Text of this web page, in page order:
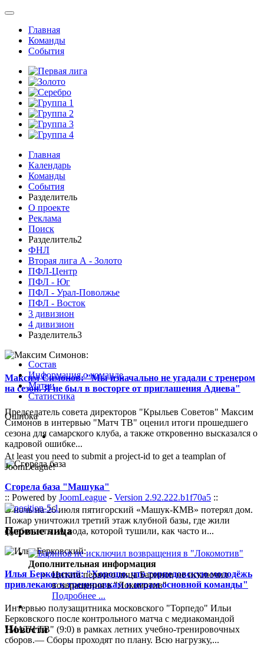
Главная
Команды
События
Главная
Календарь
Команды
События
Разделитель
О проекте
Реклама
Поиск
Разделитель2
ФНЛ
Вторая лига А - Золото
ПФЛ-Центр
ПФЛ - Юг
ПФЛ - Урал-Поволжье
ПФЛ - Восток
3 дивизион
4 дивизион
Разделитель3
Максим Симонов: "Мы изначально не угадали с тренером
на сезон. Я не был в восторге от приглашения Адиева"
Председатель совета директоров "Крыльев Советов" Максим
Симонов в интервью "Матч ТВ" оценил итоги прошедшего
сезона для самарского клуба, а также откровенно высказался о
кадровой ошибке...
Сгорела база "Машука"
В ночь на 26 июля пятигорский «Машук-КМВ» потерял дом.
Пожар уничтожил третий этаж клубной базы, где жили
футболисты. А вода, которой тушили, как часто и...
Илья Берковский: "Хорошо, что торпедовскую молодёжь
привлекают к тренировкам и играм основной команды"
Интервью полузащитника московского "Торпедо" Ильи
Берковского после контрольного матча с медиакомандой
"МАТЧ ТВ" (9:0) в рамках летних учебно-тренировочных
сборов.— Сборы проходят по плану. Всю нагрузку,...
Состав
Информация о команде
Матчи
Статистика
Ошибка
At least you need to submit a project-id to get a teamplan of
JoomLeague!
:: Powered by JoomLeague - Version 2.92.222.b1f70a5 ::
Первые лица
Дополнительная информация
Цитата первого лица Баринов не исключил
возвращения в "Локомотив"
Подробнее ...
Новости